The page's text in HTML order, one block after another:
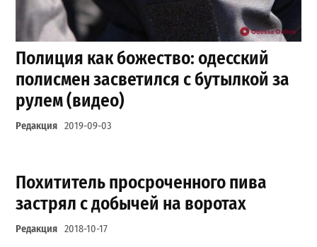
Полиция как божество: одесский
полисмен засветился с бутылкой за
рулем (видео)
Редакция 2019-09-03
Похититель просроченного пива
застрял с добычей на воротах
Редакция 2018-10-17